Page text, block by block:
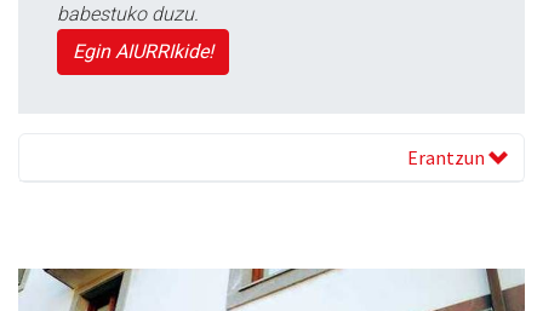
babestuko duzu.
Egin AIURRIkide!
Erantzun